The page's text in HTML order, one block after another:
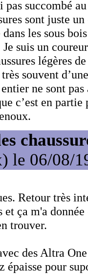
pas succombé
sont juste
les sous bois
suis un
légères
souvent
ne sont pas
c’est en partie
le 06/08/
Retour très
ça m'a
trouver.
des Altra
épaisse pour